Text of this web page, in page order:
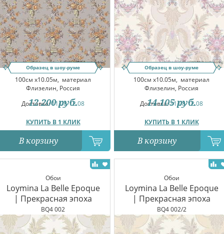
Образец в шоу-руме
100см x10.05м, материал
Флизелин, Россия
Доставка:11.08-12.08
КУПИТЬ В 1 КЛИК
12 200 руб.
В корзину
Образец в шоу-руме
100см x10.05м, материал
Флизелин, Россия
Доставка:11.08-12.08
КУПИТЬ В 1 КЛИК
14 105 руб.
В корзину
Обои
Loymina La Belle Epoque
| Прекрасная эпоха
BQ4 002
Обои
Loymina La Belle Epoque
| Прекрасная эпоха
BQ4 002/2